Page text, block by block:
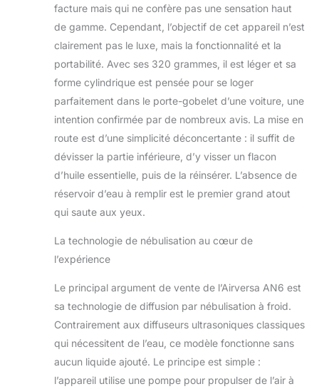
marché. L'installation est simple. Il
suffit de retirer le bouchon de la
de fixer la bouteille à la broche, ou de
verser l'huile dans la bouteille d'huile
fournie dans la boîte Diffuseur sans
eau sans fil et portable pour
offre jusqu'à 48 heures de
fonctionnement. Chargez-le partout
avec un câble USB-C standard. Le
temps de charge est d'environ 3,5
heures. Le corps en forme cylindrique
rend facile pour quiconque le prendre
et aller. Améliorez votre expérience de
atmosphère parfumée, car elle
s'adapte à la plupart des cendreuses
besoin d'eau, le diffuseur d'odeurs
sans eau Scenta Basic est conçu pour
être durable. Contrairement aux
diffuseurs d’odeurs à ultrasons
traditionnels, vous n’avez plus à
gaspiller d’eau en remplissant
régulièrement le réservoir, contribuant
facture mais qui ne confère pas une sensation haut
de gamme. Cependant, l’objectif de cet appareil n’est
clairement pas le luxe, mais la fonctionnalité et la
portabilité. Avec ses 320 grammes, il est léger et sa
forme cylindrique est pensée pour se loger
parfaitement dans le porte-gobelet d’une voiture, une
intention confirmée par de nombreux avis. La mise en
route est d’une simplicité déconcertante : il suffit de
dévisser la partie inférieure, d’y visser un flacon
d’huile essentielle, puis de la réinsérer. L’absence de
réservoir d’eau à remplir est le premier grand atout
qui saute aux yeux.
La technologie de nébulisation au cœur de
l’expérience
Le principal argument de vente de l’Airversa AN6 est
sa technologie de diffusion par nébulisation à froid.
Contrairement aux diffuseurs ultrasoniques classiques
qui nécessitent de l’eau, ce modèle fonctionne sans
aucun liquide ajouté. Le principe est simple :
l’appareil utilise une pompe pour propulser de l’air à